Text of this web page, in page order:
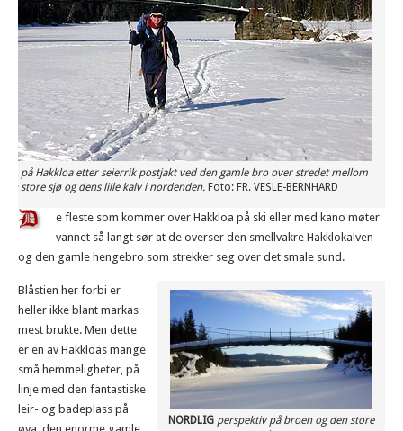
på Hakkloa etter seierrik postjakt ved den gamle bro over stredet mellom
den store sjø og dens lille kalv i nordenden. Foto: FR. VESLE-BERNHARD
e fleste som kommer over Hakkloa på ski eller med kano møter
vannet så langt sør at de overser den smellvakre Hakklokalven
og den gamle hengebro som strekker seg over det smale sund.
NORDLIG perspektiv på broen og den store
Blåstien her forbi er
heller ikke blant markas
mest brukte. Men dette
er en av Hakkloas mange
små hemmeligheter, på
linje med den fantastiske
leir- og badeplass på